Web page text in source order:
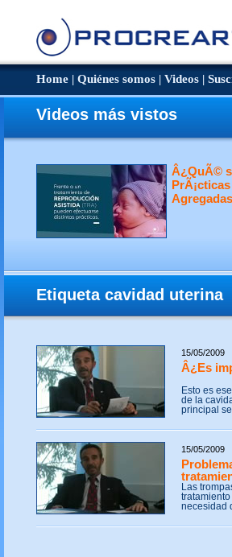
Home | Quiénes somos | Videos |
Videos más vistos
Â¿QuÃ©
PrÃ¡cticas
Etiqueta cavidad uterina
15/05/2009
Â¿Es
Esto es
de la
principal
15/05/2009
Las
necesidad